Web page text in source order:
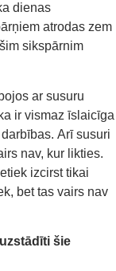
dienas
atrodas zem
sikspārnim
ar susuru
ir vismaz īslaicīga
Arī susuri
nav, kur likties.
izcirst tikai
bet tas vairs nav
ādīti šie